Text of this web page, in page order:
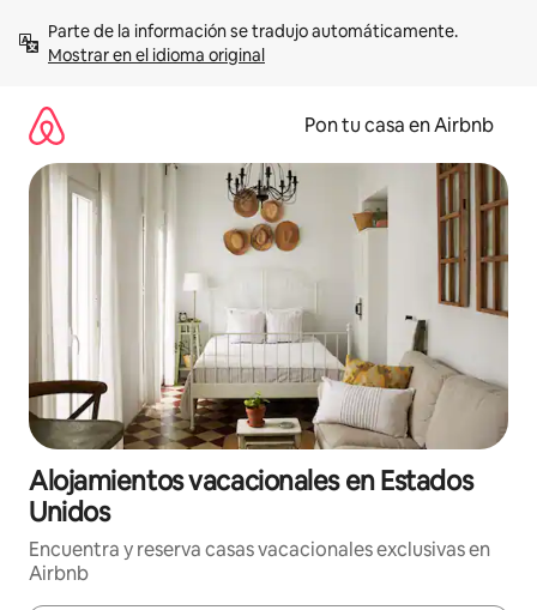
contenidoMostrar en el idioma original
Pon tu casa en Airbnb
Alojamientos vacacionales en Estados
Unidos
Encuentra y reserva casas vacacionales exclusivas en
Airbnb